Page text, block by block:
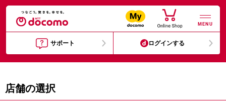
MENU
サポート ログインする
店舗の選択